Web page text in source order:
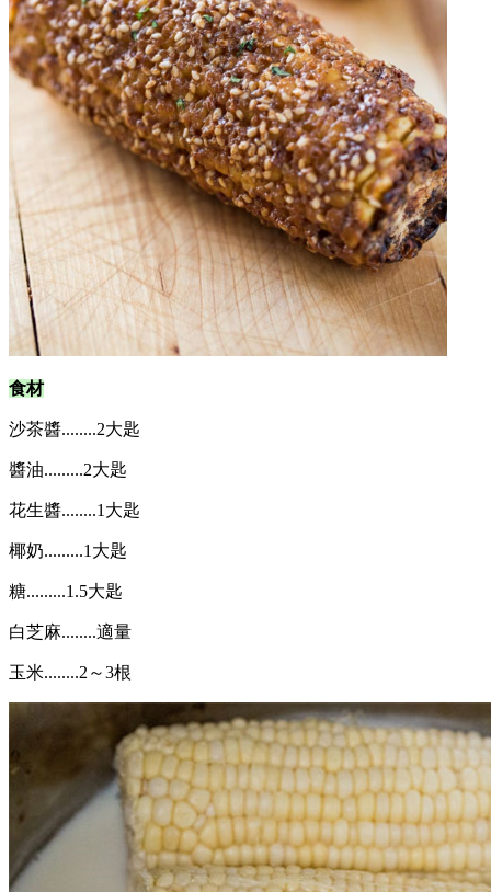
食材
沙茶醬........2大匙
醬油.........2大匙
花生醬........1大匙
椰奶.........1大匙
糖.........1.5大匙
白芝麻........適量
玉米........2～3根